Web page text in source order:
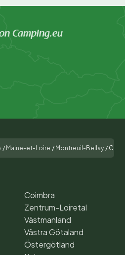
Camping.eu
/ Maine-et-Loire / Montreuil-Bellay /
Coimbra
Zentrum-Loiretal
Västmanland
Västra Götaland
Östergötland